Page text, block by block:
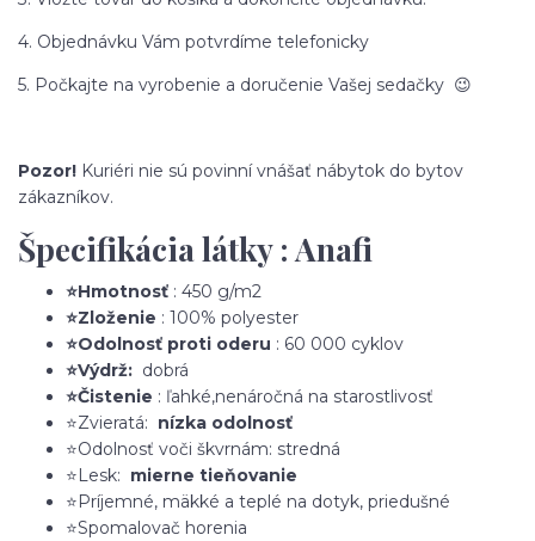
4. Objednávku Vám potvrdíme telefonicky
5. Počkajte na vyrobenie a doručenie Vašej sedačky 😉
Pozor! Kuriéri nie sú povinní vnášať nábytok do bytov
zákazníkov.
Špecifikácia látky : Anafi
⭐Hmotnosť : 450 g/m2
⭐Zloženie : 100% polyester
⭐Odolnosť proti oderu : 60 000 cyklov
⭐Výdrž: dobrá
⭐Čistenie : ľahké,nenáročná na starostlivosť
⭐Zvieratá: nízka odolnosť
⭐Odolnosť voči škvrnám: stredná
⭐Lesk: mierne tieňovanie
⭐Príjemné, mäkké a teplé na dotyk, priedušné
⭐Spomalovač horenia